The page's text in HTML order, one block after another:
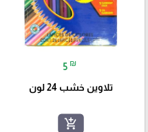
5 ₪
تلاوين خشب 24 لون
add_shopping_cart